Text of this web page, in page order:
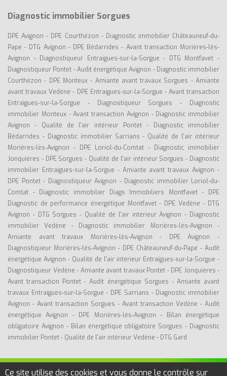
Diagnostic immobilier Sorgues
DPE Avignon - DPE Courthézon - Diagnostic immobilier Châteauneuf-du-
Pape - DTG Avignon - DPE Bédarrides- Avant transaction Morières-lès-
Avignon - Diagnostiqueur Entraigues-sur-la-Sorgue - DTG Montfavet -
Diagnostiqueur Pontet -Audit énergétique Avignon - Diagnostic immobilier
Courthézon- DPE Monteux- Amiante avant travaux Sorgues -Amiante
avant travaux Vedène- DPE Entraigues-sur-la-Sorgue - Avant transaction
Entraigues-sur-la-Sorgue - Diagnostiqueur Sorgues -
Diagnostic
immobilier Monteux-Avant transaction Avignon - Diagnostic immobilier
Avignon - Qualité de l'air intérieur Pontet -
Diagnostic immobilier
Bédarrides - Diagnostic immobilier Sarrians - Qualité de l'air intérieur
Morières-lès-Avignon - DPE Loriol-du-Comtat -
Diagnostic immobilier
Jonquières - DPE Sorgues - Qualité de l'air intérieur Sorgues - Diagnostic
immobilier Entraigues-sur-la-Sorgue - Amiante avant travaux Avignon -
DPE Pontet- Diagnostiqueur Avignon - Diagnostic immobilier Loriol-du-
Comtat - Diagnostic immobilier Diags Immobiliers Montfavet-
DPE
Diagnostic de performance énergétique Montfavet- DPE Vedène- DTG
Avignon - DTG Sorgues - Qualité de l'air intérieur Avignon - Diagnostic
immobilier Vedène - Diagnostic immobilier Morières-lès-Avignon -
Amiante avant travaux Morières-lès-Avignon - DPE Avignon -
Diagnostiqueur Morières-lès-Avignon - DPE Châteauneuf-du-Pape - Audit
énergétique Avignon - Qualité de l'air intérieur Entraigues-sur-la-Sorgue -
Diagnostiqueur Vedène - Amiante avant travaux Pontet - DPE Jonquières -
Avant transaction Pontet -Audit énergétique Sorgues - Amiante avant
travaux Entraigues-sur-la-Sorgue - DPE Sarrians - Diagnostic immobilier
Avignon - Avant transaction Sorgues - Avant transaction Vedène - Audit
énergétique Avignon - DPE Morières-lès-Avignon -
Bilan énergétique
obligatoire Avignon - Bilan énergétique obligatoire Sorgues - Diagnostic
immobilier Pontet- Qualité de l'air intérieur Vedène - DTG Gard
Ce site utilise des cookies et vous donne le contrôle sur